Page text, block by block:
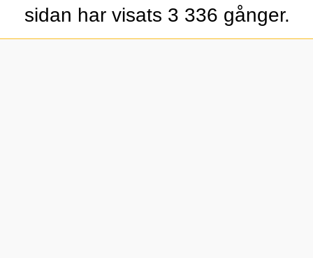
sidan har visats 3 336 gånger.